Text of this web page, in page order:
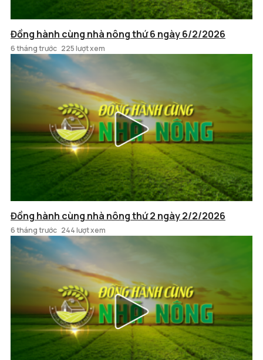
Đồng hành cùng nhà nông thứ 6 ngày 6/2/2026
6 tháng trước 225 lượt xem
Đồng hành cùng nhà nông thứ 2 ngày 2/2/2026
6 tháng trước 244 lượt xem